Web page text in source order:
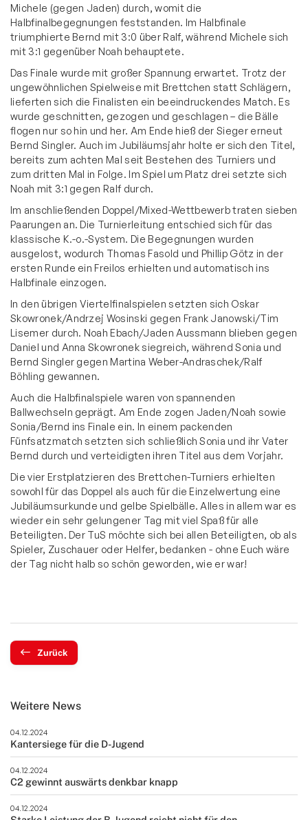
Michele (gegen Jaden) durch, womit die
Halbfinalbegegnungen feststanden. Im Halbfinale
triumphierte Bernd mit 3:0 über Ralf, während Michele sich
mit 3:1 gegenüber Noah behauptete.
Das Finale wurde mit großer Spannung erwartet. Trotz der
ungewöhnlichen Spielweise mit Brettchen statt Schlägern,
lieferten sich die Finalisten ein beeindruckendes Match. Es
wurde geschnitten, gezogen und geschlagen – die Bälle
flogen nur so hin und her. Am Ende hieß der Sieger erneut
Bernd Singler. Auch im Jubiläumsjahr holte er sich den Titel,
bereits zum achten Mal seit Bestehen des Turniers und
zum dritten Mal in Folge. Im Spiel um Platz drei setzte sich
Noah mit 3:1 gegen Ralf durch.
Im anschließenden Doppel/Mixed-Wettbewerb traten sieben
Paarungen an. Die Turnierleitung entschied sich für das
klassische K.-o.-System. Die Begegnungen wurden
ausgelost, wodurch Thomas Fasold und Phillip Götz in der
ersten Runde ein Freilos erhielten und automatisch ins
Halbfinale einzogen.
In den übrigen Viertelfinalspielen setzten sich Oskar
Skowronek/Andrzej Wosinski gegen Frank Janowski/Tim
Lisemer durch. Noah Ebach/Jaden Aussmann blieben gegen
Daniel und Anna Skowronek siegreich, während Sonia und
Bernd Singler gegen Martina Weber-Andraschek/Ralf
Böhling gewannen.
Auch die Halbfinalspiele waren von spannenden
Ballwechseln geprägt. Am Ende zogen Jaden/Noah sowie
Sonia/Bernd ins Finale ein. In einem packenden
Fünfsatzmatch setzten sich schließlich Sonia und ihr Vater
Bernd durch und verteidigten ihren Titel aus dem Vorjahr.
Die vier Erstplatzieren des Brettchen-Turniers erhielten
sowohl für das Doppel als auch für die Einzelwertung eine
Jubiläumsurkunde und gelbe Spielbälle. Alles in allem war es
wieder ein sehr gelungener Tag mit viel Spaß für alle
Beteiligten. Der TuS möchte sich bei allen Beteiligten, ob als
Spieler, Zuschauer oder Helfer, bedanken - ohne Euch wäre
der Tag nicht halb so schön geworden, wie er war!
Zurück
Weitere News
04.12.2024
Kantersiege für die D-Jugend
04.12.2024
C2 gewinnt auswärts denkbar knapp
04.12.2024